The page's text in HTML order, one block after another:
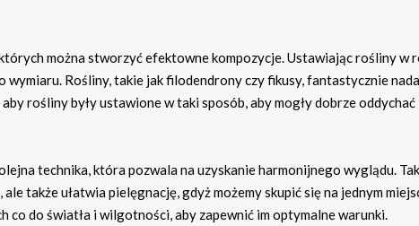
można stworzyć efektowne kompozycje. Ustawiając rośliny w
wymiaru. Rośliny, takie jak filodendrony czy fikusy, fantastycznie
rośliny były ustawione w taki sposób, aby mogły dobrze oddychać
technika, która pozwala na uzyskanie harmonijnego wyglądu.
także ułatwia pielęgnację, gdyż możemy skupić się na jednym
do światła i wilgotności, aby zapewnić im optymalne warunki.